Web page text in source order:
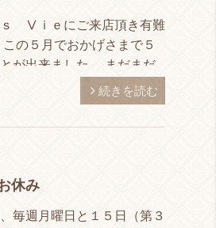
ｓ Ⅴｉｅにご来店頂き有難
の５月でおかげさまで５
が出来ました。 まだまだ
多々あることとおもいます
お客様を大切に、常に感謝の
初 […]
続きを読む
休み
毎週月曜日と１５日（第３